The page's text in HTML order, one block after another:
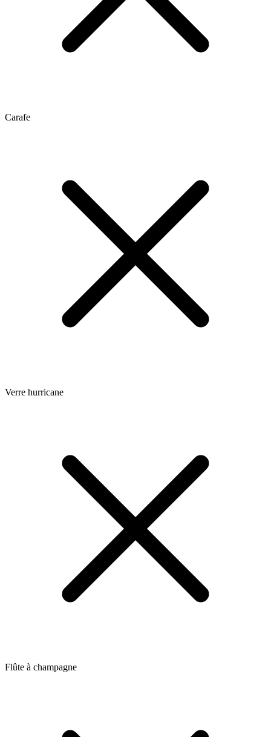
Carafe
Verre hurricane
Flûte à champagne